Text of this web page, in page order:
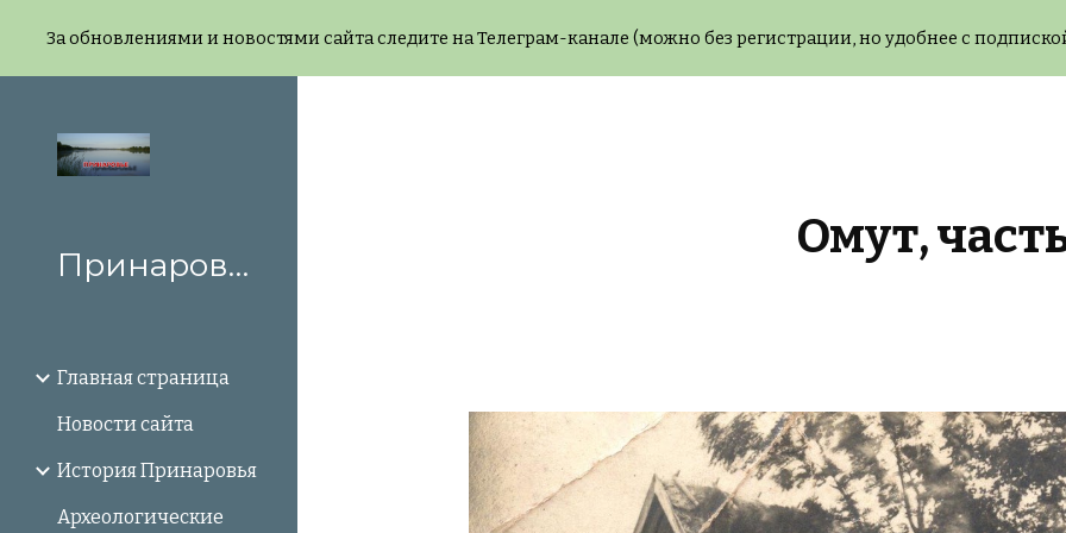
Skip to main content Skip to
За обновлениями и новостями сайта следите на Телеграм-канале (можно без регистрации, но удобнее с
Принаровье
Главная страница
Новости сайта
История Принаровья
Археологические
Омут,